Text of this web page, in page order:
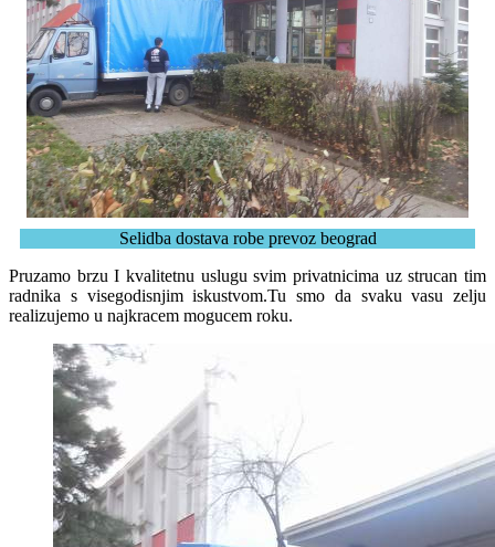
Selidba dostava robe prevoz beograd
Pruzamo brzu I kvalitetnu uslugu svim privatnicima uz strucan tim
radnika s visegodisnjim iskustvom.Tu smo da svaku vasu zelju
realizujemo u najkracem mogucem roku.